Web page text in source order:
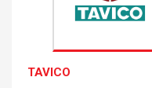
TAVICO